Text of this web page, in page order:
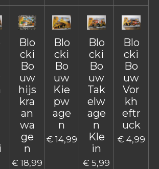
Blo
cki
Bo
uw
hijs
kra
an
wa
ge
n
€ 18,99
Blo
cki
Bo
uw
Kie
pw
age
n
€ 14,99
Blo
cki
Bo
uw
Tak
elw
age
n
Kle
in
€ 5,99
Blo
cki
Bo
uw
Vor
kh
eftr
uck
€ 4,99